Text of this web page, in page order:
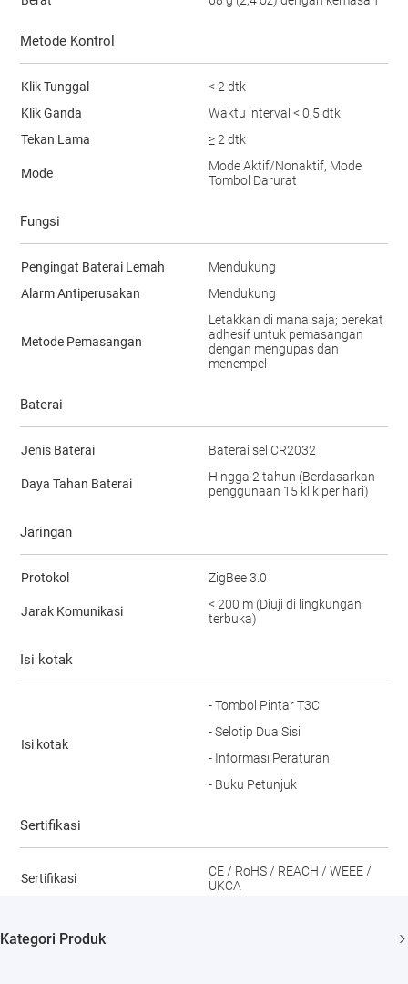
Metode Kontrol
Klik Tunggal
< 2 dtk
Klik Ganda
Waktu interval < 0,5 dtk
Tekan Lama
≥ 2 dtk
Mode
Mode Aktif/Nonaktif, Mode
Tombol Darurat
Fungsi
Pengingat Baterai Lemah
Mendukung
Alarm Antiperusakan
Mendukung
Metode Pemasangan
Letakkan di mana saja; perekat
adhesif untuk pemasangan
dengan mengupas dan
menempel
Baterai
Jenis Baterai Baterai sel CR2032
Daya Tahan Baterai
Hingga 2 tahun (Berdasarkan
penggunaan 15 klik per hari)
Jaringan
Protokol ZigBee 3.0
Jarak Komunikasi
< 200 m (Diuji di lingkungan
terbuka)
Isi kotak
Isi kotak
- Tombol Pintar T3C
- Selotip Dua Sisi
- Informasi Peraturan
- Buku Petunjuk
Sertifikasi
Sertifikasi
CE / RoHS / REACH / WEEE /
UKCA
Kategori Produk